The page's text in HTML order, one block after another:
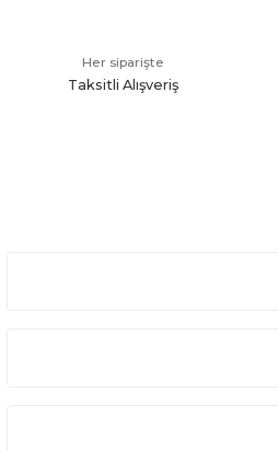
Her siparişte
Taksitli Alışveriş